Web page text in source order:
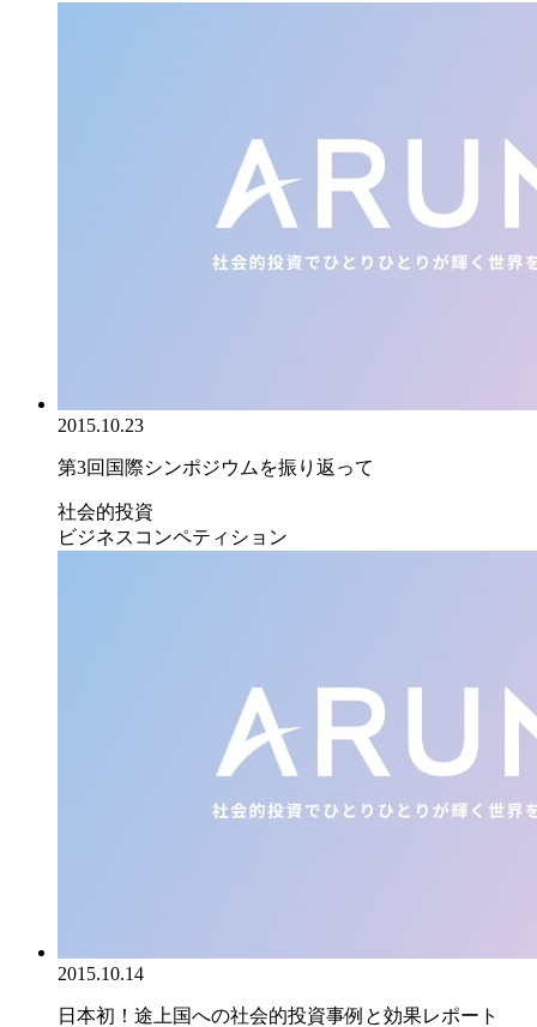
2015.10.23
第3回国際シンポジウムを振り返って
社会的投資
ビジネスコンペティション
2015.10.14
日本初！途上国への社会的投資事例と効果レポート